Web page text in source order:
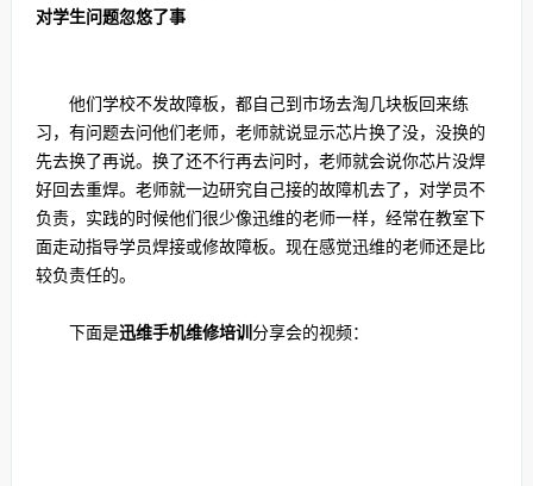
对学生问题忽悠了事
他们学校不发故障板，都自己到市场去淘几块板回来练
习，有问题去问他们老师，老师就说显示芯片换了没，没换的
先去换了再说。换了还不行再去问时，老师就会说你芯片没焊
好回去重焊。老师就一边研究自己接的故障机去了，对学员不
负责，实践的时候他们很少像迅维的老师一样，经常在教室下
面走动指导学员焊接或修故障板。现在感觉迅维的老师还是比
较负责任的。
下面是迅维手机维修培训分享会的视频：